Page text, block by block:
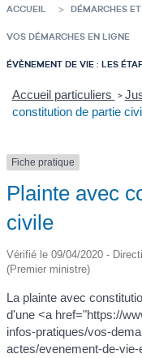
ACCUEIL DÉMARCHES
VOS DÉMARCHES EN LIGNE
ÉVÈNEMENT DE VIE : LES
Accueil particuliers >
constitution de partie
Fiche pratique
Plainte avec
civile
Vérifié le 09/04/2020 -
(Premier ministre)
La plainte avec
d'une <a href="https://
infos-pratiques/vos-
actes/evenement-de-